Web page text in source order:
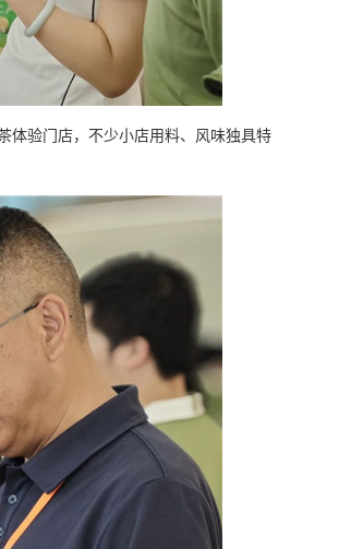
体验门店，不少小店用料、风味独具特